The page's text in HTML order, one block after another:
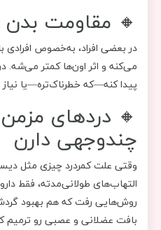
🔸 مقاومت
در بعضی افراد، به‌خصوص افرادی
می‌کنه و اثر اون‌ها کمتر می‌شه.
پیدا کنه—که خطرناک‌تره—یا
🔸 دردهای مزمن
چندوجهی دارن
وقتی علت کمردرد چیزی مثل
التهاب‌های طولانی‌مدته، فقط
روش‌هایی رفت که هم بهبود
بافت عضلانی و عصبی رو ترمیم